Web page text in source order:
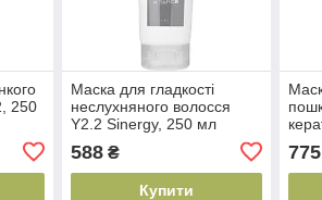
250
Маска для гладкості
неслухняного волосся
Y2.2 Sinergy, 250 мл
588₴
Купити
775